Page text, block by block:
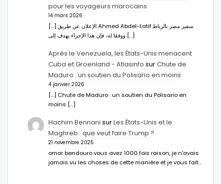
pour les voyageurs marocains
14 mars 2026
[…] الإعلان عن طريق Ahmed Abdel-Latifسفير مصر بالرباط.
ووفقا له، فإن هذا الإجراء يهدف إلى […]
Après le Venezuela, les États-Unis menacent
Cuba et Groenland - Atlasinfo surChute de
Maduro : un soutien du Polisario en moins
4 janvier 2026
[…] Chute de Maduro : un soutien du Polisario en
moins […]
Hachim Bennani surLes États-Unis et le
Maghreb : que veut faire Trump ?
21 novembre 2025
omar bendouro vous avez 1000 fois raison, je n'avais
jamais vu les choses de cette manière et je vous fait…